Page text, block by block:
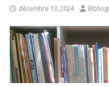
décembre 13, 2024